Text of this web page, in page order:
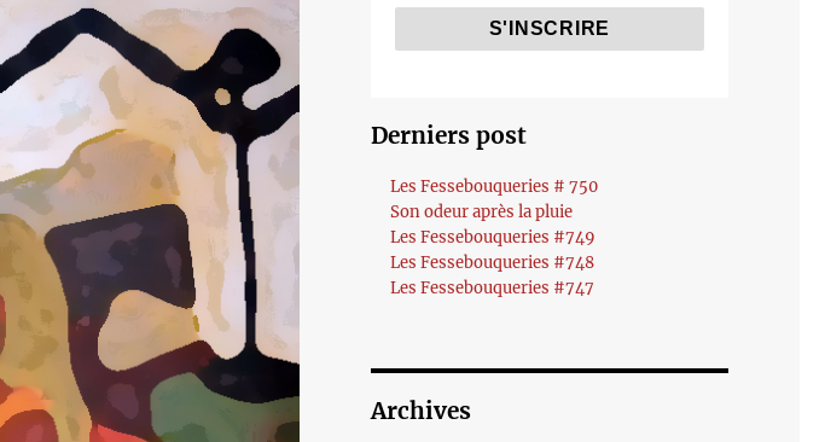
Derniers post
Les Fessebouqueries # 750
Son odeur après la pluie
Les Fessebouqueries #749
Les Fessebouqueries #748
Les Fessebouqueries #747
Archives